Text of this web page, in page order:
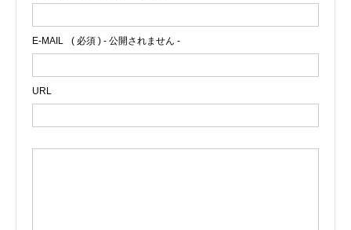
E-MAIL ( 必須 ) - 公開されません -
URL